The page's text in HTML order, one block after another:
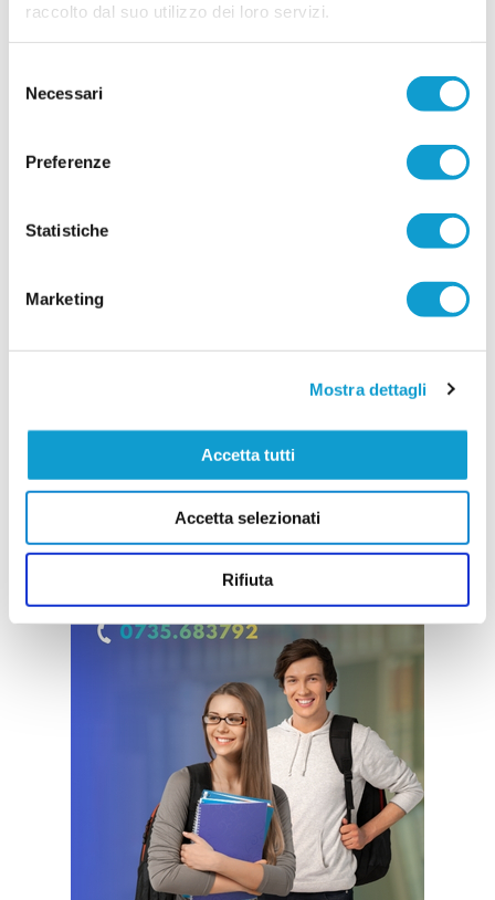
raccolto dal suo utilizzo dei loro servizi.
delNecessari
Preferenze
Statistiche
Marketing
Mostra dettagli
Accetta tutti
Accetta selezionati
Rifiuta
Prende ufficialmente il via la stagione 2026/2027,
con la società della Cuprense che ha svelato i
campionato. A ricoprire il ruolo di allenatore sarà
Vai all'edizione provinciale